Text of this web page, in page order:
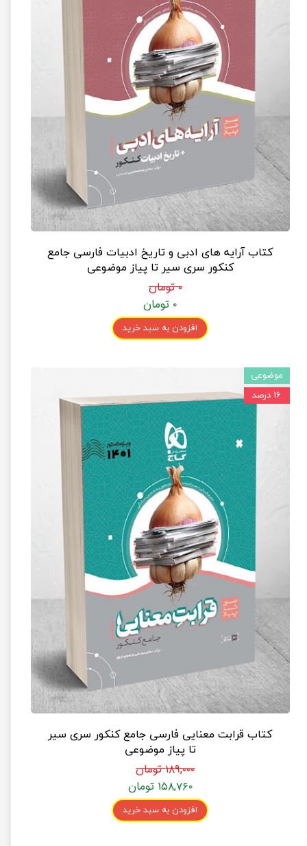
کتاب آرایه های ادبی و تاریخ ادبیات فارسی جامع
کنکور سری سیر تا پیاز موضوعی
۰ تومان
۰ تومان
افزودن به سبد خرید
کتاب قرابت معنایی فارسی جامع کنکور سری سیر
تا پیاز موضوعی
۱۸۹,۰۰۰ تومان
۱۵۸,۷۶۰ تومان
افزودن به سبد خرید
موضوعی
۱۶ درصد